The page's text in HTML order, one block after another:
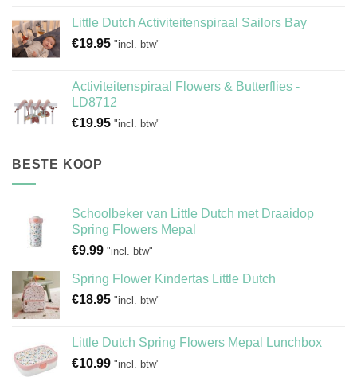
Little Dutch Activiteitenspiraal Sailors Bay
€19.95 "incl. btw"
Activiteitenspiraal Flowers & Butterflies -
LD8712
€19.95 "incl. btw"
BESTE KOOP
Schoolbeker van Little Dutch met Draaidop
Spring Flowers Mepal
€9.99 "incl. btw"
Spring Flower Kindertas Little Dutch
€18.95 "incl. btw"
Little Dutch Spring Flowers Mepal Lunchbox
€10.99 "incl. btw"